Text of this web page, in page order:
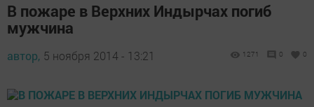
В пожаре в Верхних Индырчах погиб
мужчина
автор, 5 ноября 2014 - 13:21 1271 0 0